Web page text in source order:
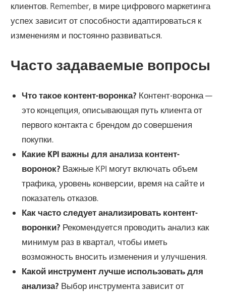
клиентов. Remember, в мире цифрового маркетинга
успех зависит от способности адаптироваться к
изменениям и постоянно развиваться.
Часто задаваемые вопросы
Что такое контент-воронка? Контент-воронка —
это концепция, описывающая путь клиента от
первого контакта с брендом до совершения
покупки.
Какие KPI важны для анализа контент-
воронок? Важные KPI могут включать объем
трафика, уровень конверсии, время на сайте и
показатель отказов.
Как часто следует анализировать контент-
воронки? Рекомендуется проводить анализ как
минимум раз в квартал, чтобы иметь
возможность вносить изменения и улучшения.
Какой инструмент лучше использовать для
анализа? Выбор инструмента зависит от